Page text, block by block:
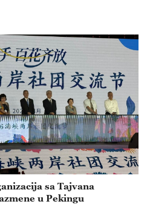
sa Tajvana
u Pekingu